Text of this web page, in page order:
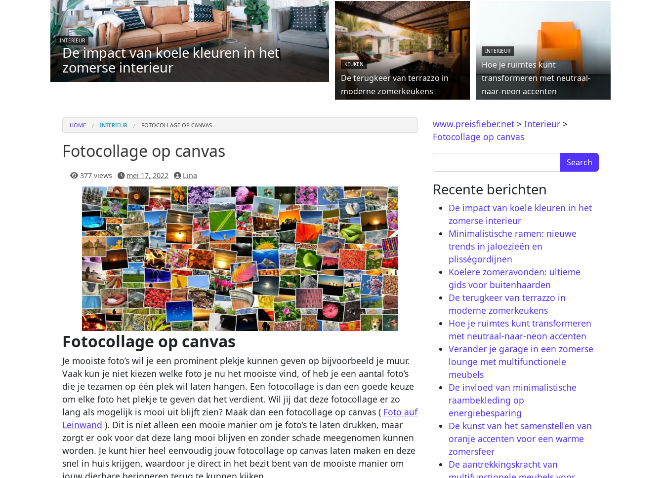
INTERIEUR
De impact van koele kleuren in het
zomerse interieur
KEUKEN
De terugkeer van terrazzo in
moderne zomerkeukens
INTERIEUR
Hoe je ruimtes kunt
transformeren met neutraal-
naar-neon accenten
HOME INTERIEUR FOTOCOLLAGE OP CANVAS
Fotocollage op canvas
377 views mei 17, 2022 Lina
Fotocollage op canvas
Je mooiste foto’s wil je een prominent plekje kunnen geven op bijvoorbeeld je muur.
Vaak kun je niet kiezen welke foto je nu het mooiste vind, of heb je een aantal foto’s
die je tezamen op één plek wil laten hangen. Een fotocollage is dan een goede keuze
om elke foto het plekje te geven dat het verdient. Wil jij dat deze fotocollage er zo
lang als mogelijk is mooi uit blijft zien? Maak dan een fotocollage op canvas ( Foto auf
Leinwand ). Dit is niet alleen een mooie manier om je foto’s te laten drukken, maar
zorgt er ook voor dat deze lang mooi blijven en zonder schade meegenomen kunnen
worden. Je kunt hier heel eenvoudig jouw fotocollage op canvas laten maken en deze
snel in huis krijgen, waardoor je direct in het bezit bent van de mooiste manier om
www.preisfieber.net > Interieur >
Fotocollage op canvas
Search for:
Recente berichten
De impact van koele kleuren in het
zomerse interieur
Minimalistische ramen: nieuwe
trends in jaloezieën en
plisségordijnen
Koelere zomeravonden: ultieme
gids voor buitenhaarden
De terugkeer van terrazzo in
moderne zomerkeukens
Hoe je ruimtes kunt transformeren
met neutraal-naar-neon accenten
Verander je garage in een zomerse
lounge met multifunctionele
meubels
De invloed van minimalistische
raambekleding op
energiebesparing
De kunst van het samenstellen van
oranje accenten voor een warme
zomersfeer
De aantrekkingskracht van